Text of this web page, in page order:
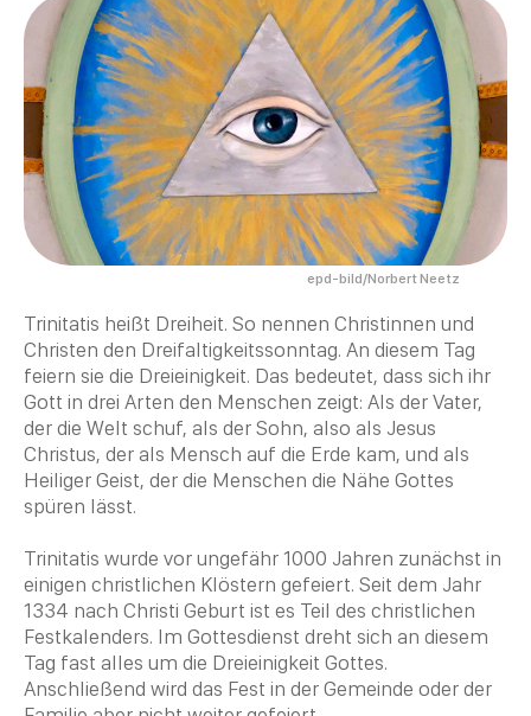
epd-bild/Norbert Neetz
Trinitatis heißt Dreiheit. So nennen Christinnen und
Christen den Dreifaltigkeitssonntag. An diesem Tag
feiern sie die Dreieinigkeit. Das bedeutet, dass sich ihr
Gott in drei Arten den Menschen zeigt: Als der Vater,
der die Welt schuf, als der Sohn, also als Jesus
Christus, der als Mensch auf die Erde kam, und als
Heiliger Geist, der die Menschen die Nähe Gottes
spüren lässt.
Trinitatis wurde vor ungefähr 1000 Jahren zunächst in
einigen christlichen Klöstern gefeiert. Seit dem Jahr
1334 nach Christi Geburt ist es Teil des christlichen
Festkalenders. Im Gottesdienst dreht sich an diesem
Tag fast alles um die Dreieinigkeit Gottes.
Anschließend wird das Fest in der Gemeinde oder der